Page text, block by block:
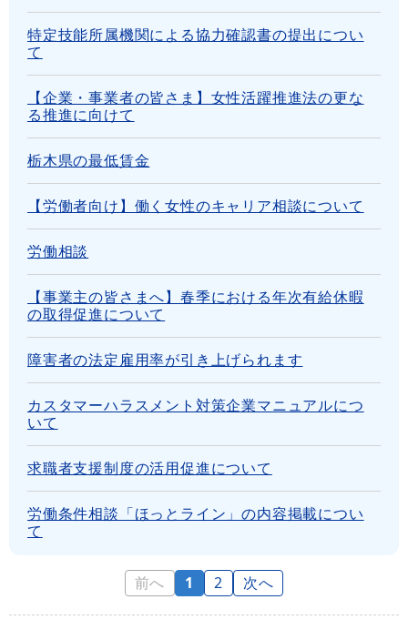
特定技能所属機関による協力確認書の提出につい
て
【企業・事業者の皆さま】女性活躍推進法の更な
る推進に向けて
栃木県の最低賃金
【労働者向け】働く女性のキャリア相談について
労働相談
【事業主の皆さまへ】春季における年次有給休暇
の取得促進について
障害者の法定雇用率が引き上げられます
カスタマーハラスメント対策企業マニュアルにつ
いて
求職者支援制度の活用促進について
労働条件相談「ほっとライン」の内容掲載につい
て
前へ 1 2 次へ